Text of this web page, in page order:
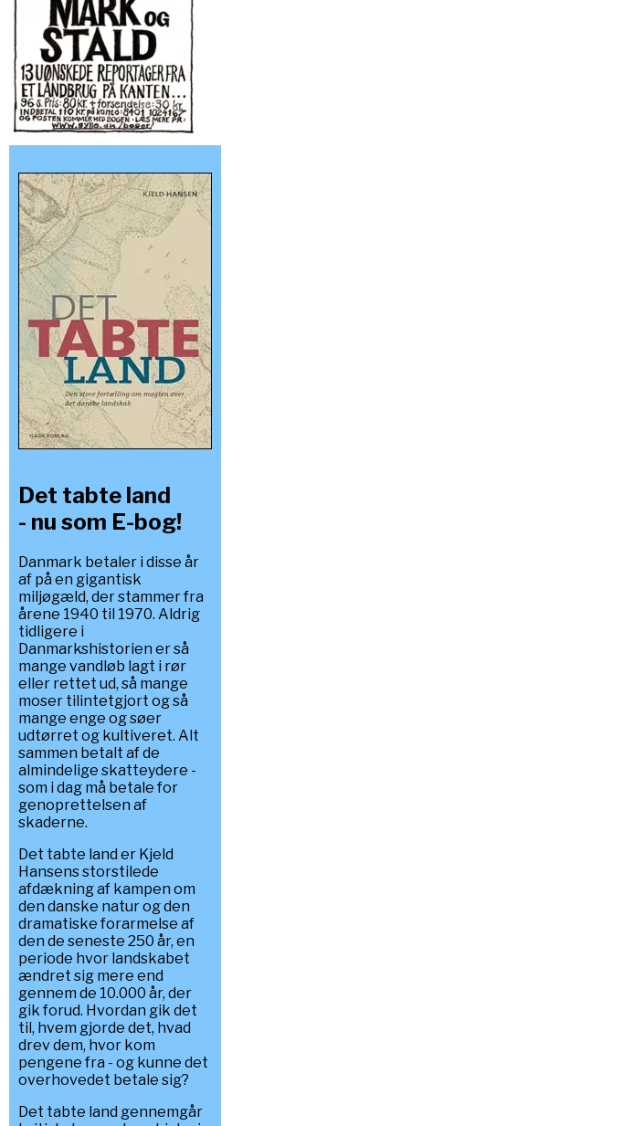
Det tabte land
- nu som E-bog!
Danmark betaler i disse år
af på en gigantisk
miljøgæld, der stammer fra
årene 1940 til 1970. Aldrig
tidligere i
Danmarkshistorien er så
mange vandløb lagt i rør
eller rettet ud, så mange
moser tilintetgjort og så
mange enge og søer
udtørret og kultiveret. Alt
sammen betalt af de
almindelige skatteydere -
som i dag må betale for
genoprettelsen af
skaderne.
Det tabte land er Kjeld
Hansens storstilede
afdækning af kampen om
den danske natur og den
dramatiske forarmelse af
den de seneste 250 år, en
periode hvor landskabet
ændret sig mere end
gennem de 10.000 år, der
gik forud. Hvordan gik det
til, hvem gjorde det, hvad
drev dem, hvor kom
pengene fra - og kunne det
overhovedet betale sig?
Det tabte land gennemgår